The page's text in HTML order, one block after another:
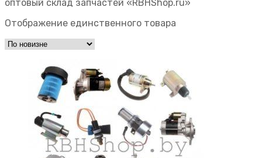
оптовый склад запчастей «RBHShop.ru»
Отображение единственного товара